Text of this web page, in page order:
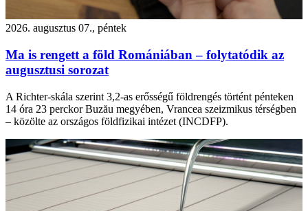
2026. augusztus 07., péntek
Ma is rengett a föld Romániában – folytatódik az
augusztusi sorozat
A Richter-skála szerint 3,2-as erősségű földrengés történt pénteken
14 óra 23 perckor Buzău megyében, Vrancea szeizmikus térségben
– közölte az országos földfizikai intézet (INCDFP).